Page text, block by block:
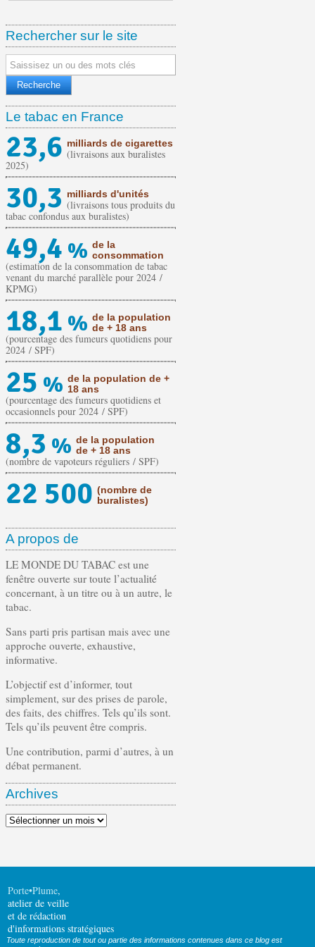
Rechercher sur le site
Le tabac en France
23,6 milliards de cigarettes
(livraisons aux buralistes
2025)
30,3 milliards d'unités
(livraisons tous produits du
tabac confondus aux buralistes)
49,4 % de la
consommation
(estimation de la consommation de tabac
venant du marché parallèle pour 2024 /
KPMG)
18,1 % de la population
de + 18 ans
(pourcentage des fumeurs quotidiens pour
2024 / SPF)
25 % de la population de +
18 ans
(pourcentage des fumeurs quotidiens et
occasionnels pour 2024 / SPF)
8,3 % de la population
de + 18 ans
(nombre de vapoteurs réguliers / SPF)
22 500 (nombre de
buralistes)
A propos de
LE MONDE DU TABAC est une
fenêtre ouverte sur toute l’actualité
concernant, à un titre ou à un autre, le
tabac.
Sans parti pris partisan mais avec une
approche ouverte, exhaustive,
informative.
L’objectif est d’informer, tout
simplement, sur des prises de parole,
des faits, des chiffres. Tels qu’ils sont.
Tels qu’ils peuvent être compris.
Une contribution, parmi d’autres, à un
débat permanent.
Archives
Archives
Porte•Plume,
atelier de veille
et de rédaction
d'informations stratégiques
Toute reproduction de tout ou partie des informations contenues dans ce blog est